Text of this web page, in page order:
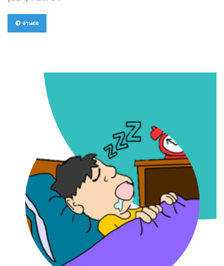
อ่านต่อ